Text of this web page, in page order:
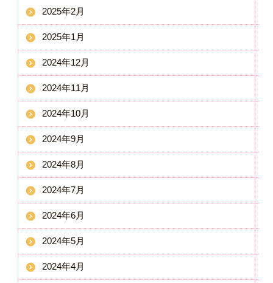
2025年2月
2025年1月
2024年12月
2024年11月
2024年10月
2024年9月
2024年8月
2024年7月
2024年6月
2024年5月
2024年4月